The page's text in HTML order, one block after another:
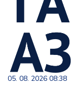
05. 08. 2026 08:38